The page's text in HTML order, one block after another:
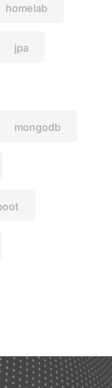
homelab
jpa
mongodb